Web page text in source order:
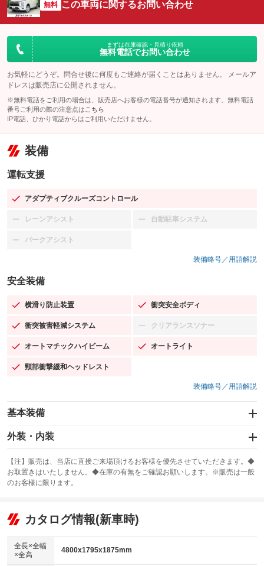
無料 この車両に関するお問い合わせ
まずは在庫確認・見積り依頼
無料電話でお問い合わせ
お気軽にどうぞ。問合せ後に何度もご連絡が届くことはありません。 メールア
ドレスは販売店に公開されません。
※無料電話をご利用の場合は、販売店へお客様の電話番号が通知されます。無料電話
番号ご利用の際の注意点は こちら
IP電話、ひかり電話からはご利用いただけません。
装備
運転支援
アダプティブクルーズコントロール
：装備あり
レーンアシスト
：装備なし 自動駐車システム
：装備なし
パークアシスト
：装備なし
装備略号／用語解説
安全装備
横滑り防止装置
：装備あり 衝突安全ボディ
：装備あり
衝突被害軽減システム
：装備あり クリアランスソナー
：装備なし
オートマチックハイビーム
：装備あり オートライト
：装備あり
頸部衝撃緩和ヘッドレスト
：装備あり
装備略号／用語解説
基本装備
エアバッグ：運転席/助手席
：装備あり
：装備あり
サンルーフ
：装備なし ABS
リフトアップ
：装備なし
：装備なし
パワーウィンドウ
外装・内装
カーナビ：メモリーナビ他
：装備あり
TV：フルセグ
：装備あり
ビジュアル：-／DVD再生
：装備あり
：装備あり
革シート
【注】販売は、当店に直接ご来場頂けるお客様を優先させていただきます。◆
お取置きはいたしません。◆在庫の有無をご確認お願いします。※販売は一般
のお客様に限ります。
カタログ情報(新車時)
全長×全幅
×全高
4800x1795x1875mm